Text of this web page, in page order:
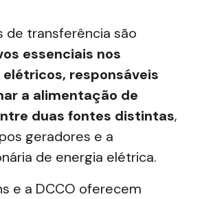
de transferência são
essenciais nos
responsáveis
a alimentação de
duas fontes distintas,
geradores e a
de energia elétrica.
e a DCCO oferecem